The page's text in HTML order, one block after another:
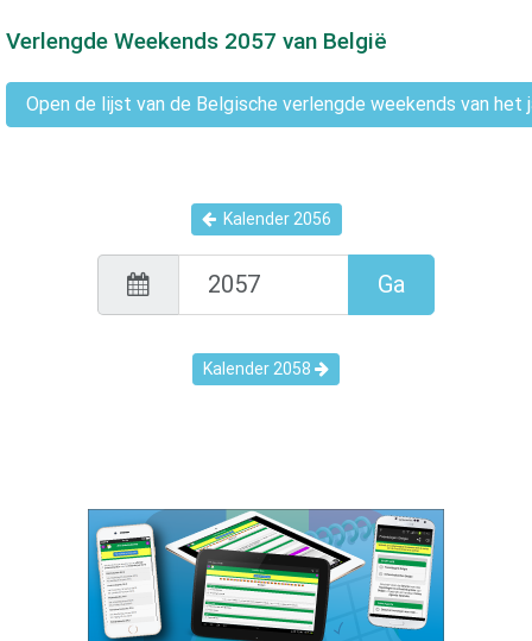
Verlengde Weekends 2057 van België
Open de lijst van de Belgische verlengde weekends van het
Kalender 2056
Ga
Kalender 2058